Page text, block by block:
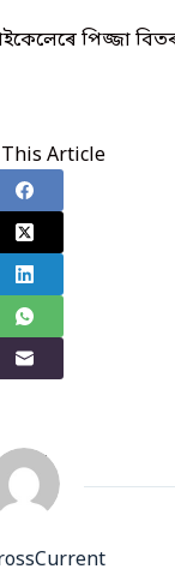
পিজ্জা
Article